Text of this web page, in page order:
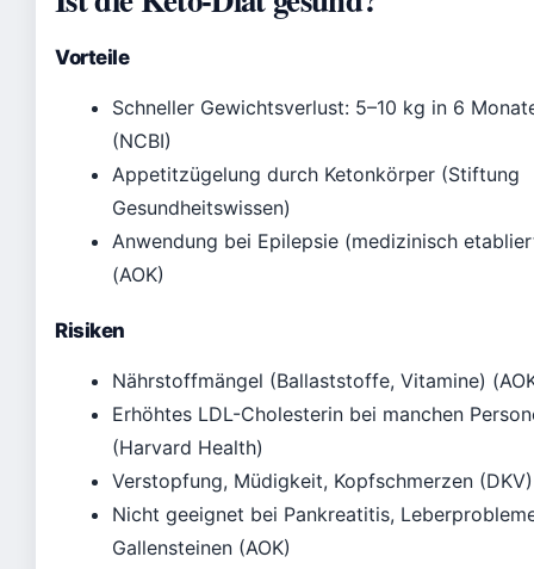
Vorteile
Schneller Gewichtsverlust: 5–10 kg in 6
(NCBI)
Appetitzügelung durch Ketonkörper (Stiftung
Gesundheitswissen)
Anwendung bei Epilepsie (medizinisch
(AOK)
Risiken
Nährstoffmängel (Ballaststoffe, Vitamine)
Erhöhtes LDL-Cholesterin bei manchen
(Harvard Health)
Verstopfung, Müdigkeit, Kopfschmerzen (DKV)
Nicht geeignet bei Pankreatitis,
Gallensteinen (AOK)